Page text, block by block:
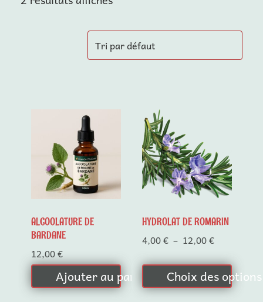
ALCOOLATURE DE
BARDANE
12,00€
Ajouter au panier
HYDROLAT DE ROMARIN
4,00€ – 12,00€Plage
prix :
4,00 €
à
Choix des options
a
plusieurs
variations.
Les
peuvent
être
choisies
sur
la
page